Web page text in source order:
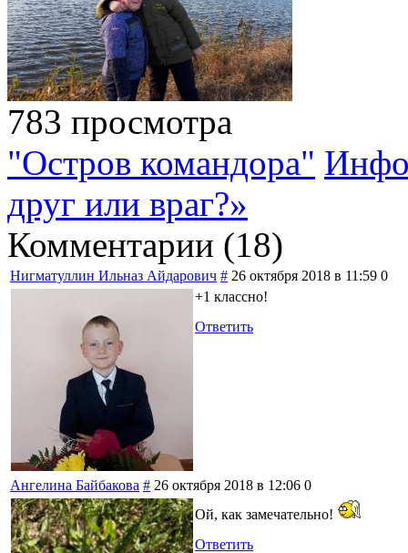
783 просмотра
"Остров командора"
друг или враг?»
Комментарии (18)
Нигматуллин Ильназ Айдарович # 26 октября 2018 в 11:59 0
+1 классно!
Ответить
Ангелина Байбакова # 26 октября 2018 в 12:06 0
Ой, как замечательно!
Ответить